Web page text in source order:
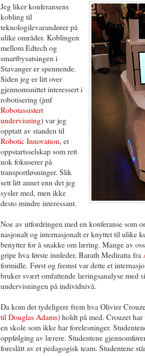
Jeg liker konferansens
kobling til
teknologilevarandører på
ulike områder. Koblingen
mellom Edtech og
smartbysatsingen i
Stavanger er spennende.
Siden jeg er litt over
gjennomsnittet interessert i
robotisering (jmf
Robotassistert
undervisning) var jeg
opptatt av standen til
Robotic Innovation, et
oppstartsselskap som rett
nok fokuserer på
transportløsninger. Slik
sett litt annet enn det jeg
sysler med, men ikke
desto mindre interessant.
Noe av utfordringen med en konferanse som
nasjonalt og internasjonalt er knyttet til ulike
benytter for å snakke om læring. Mange av
gripe hva første innleder, Barath Mediratta fra
formidle. Først og fremst var dette et
bruker svært omfattende læringsanalyse med
undervisningen på individnivå.
Da kom det tydeligere frem hva Olivier
til Douglas Adams) holdt på med. Crouzet
en skole som ikke har forelesninger.
oppfølging av lærere. Studentene
foreslått av et pedagogisk team. Studentene